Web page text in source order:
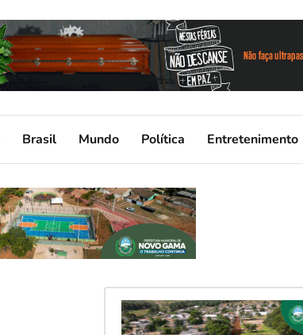
Brasil Mundo Política Entretenimento